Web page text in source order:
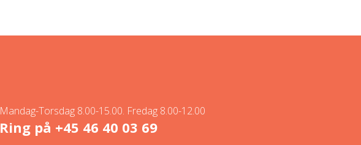
Mandag-Torsdag 8.00-15.00. Fredag 8.00-12.00
Ring på +45 46 40 03 69